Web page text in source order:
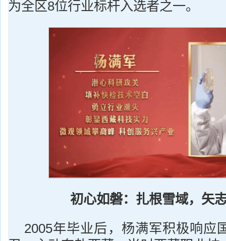
为全区8位行业标杆入选者之一。
初心如磐：扎根雪域，矢
2005年毕业后，杨满军积极响应